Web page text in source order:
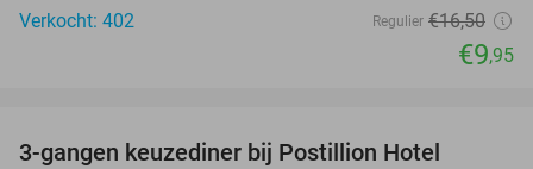
Verkocht: 402
Regulier €16,50
€9,95
3-gangen keuzediner bij Postillion Hotel